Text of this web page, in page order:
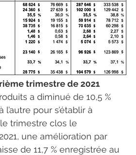
trimestre de 2021
a diminué de 10,5 %
l’autre pour s’établir à
trimestre clos le
une amélioration par
de 11,7 % enregistrée au